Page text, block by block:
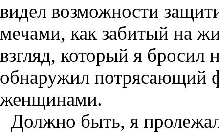
видел возможности
мечами, как забитый на
взгляд, который я бросил
обнаружил потрясающий
женщинами.
Должно быть, я